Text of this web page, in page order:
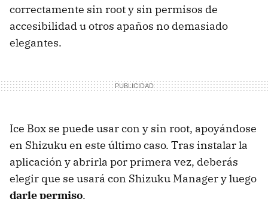
correctamente sin root y sin permisos de
accesibilidad u otros apaños no demasiado
elegantes.
Ice Box se puede usar con y sin root, apoyándose
en Shizuku en este último caso. Tras instalar la
aplicación y abrirla por primera vez, deberás
elegir que se usará con Shizuku Manager y luego
darle permiso.